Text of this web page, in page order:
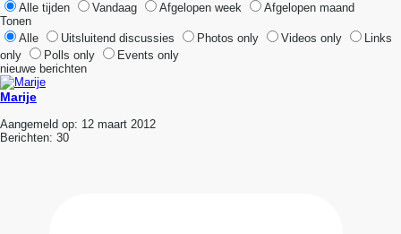
Alle tijden
Vandaag Afgelopen week
Afgelopen maand
Tonen
Alle
Uitsluitend discussies Photos only Videos only
Links
only
Polls only
Events only
nieuwe berichten
Marije
Aangemeld op: 12 maart 2012
Berichten: 30